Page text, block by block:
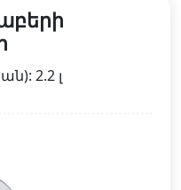
2.2 լ